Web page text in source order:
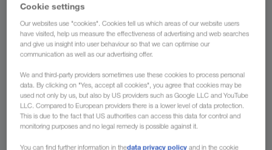
Hrvatska
Država
Cookie settings
Our websites use "cookies". Cookies tell us which areas of our website users
have visited, help us measure the effectiveness of advertising and web searches
and give us insight into user behaviour so that we can optimise our
communication as well as our advertising offer.
We and third-party providers sometimes use these cookies to process personal
data. By clicking on "Yes, accept all cookies", you agree that cookies may be
used not only by us, but also by US providers such as Google LLC and YouTube
LLC. Compared to European providers there is a lower level of data protection.
This is due to the fact that US authorities can access this data for control and
monitoring purposes and no legal remedy is possible against it.
You can find further information in thedata privacy policy and in the cookie